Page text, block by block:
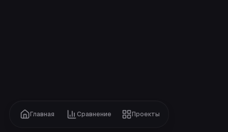
Главная Сравнение Проекты